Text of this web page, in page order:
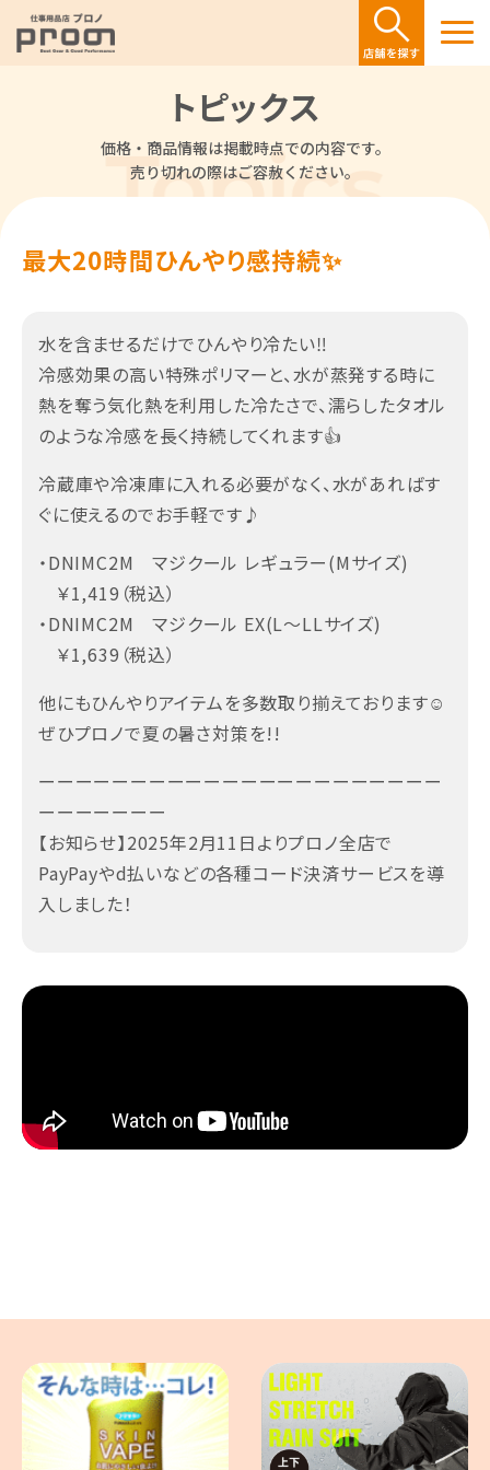
トピックス
価格・商品情報は掲載時点での内容です。
売り切れの際はご容赦ください。
最大20時間ひんやり感持続✨
水を含ませるだけでひんやり冷たい‼
冷感効果の高い特殊ポリマーと、水が蒸発する時に
熱を奪う気化熱を利用した冷たさで、濡らしたタオル
のような冷感を長く持続してくれます👍
冷蔵庫や冷凍庫に入れる必要がなく、水があればす
ぐに使えるのでお手軽です♪
・DNIMC2M マジクール レギュラー(Mサイズ)
￥1,419（税込）
・DNIMC2M マジクール EX(L～LLサイズ)
￥1,639（税込）
他にもひんやりアイテムを多数取り揃えております☺
ぜひプロノで夏の暑さ対策を!!
ーーーーーーーーーーーーーーーーーーーーーー
ーーーーーーー
【お知らせ】2025年2月11日よりプロノ全店で
PayPayやd払いなどの各種コード決済サービスを導
入しました！